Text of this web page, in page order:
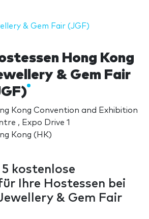
& Gem Fair (JGF)
Hong Kong
& Gem Fair
Kong Convention and Exhibition
, Expo Drive 1
Kong (HK)
kostenlose
Ihre Hostessen bei
& Gem Fair